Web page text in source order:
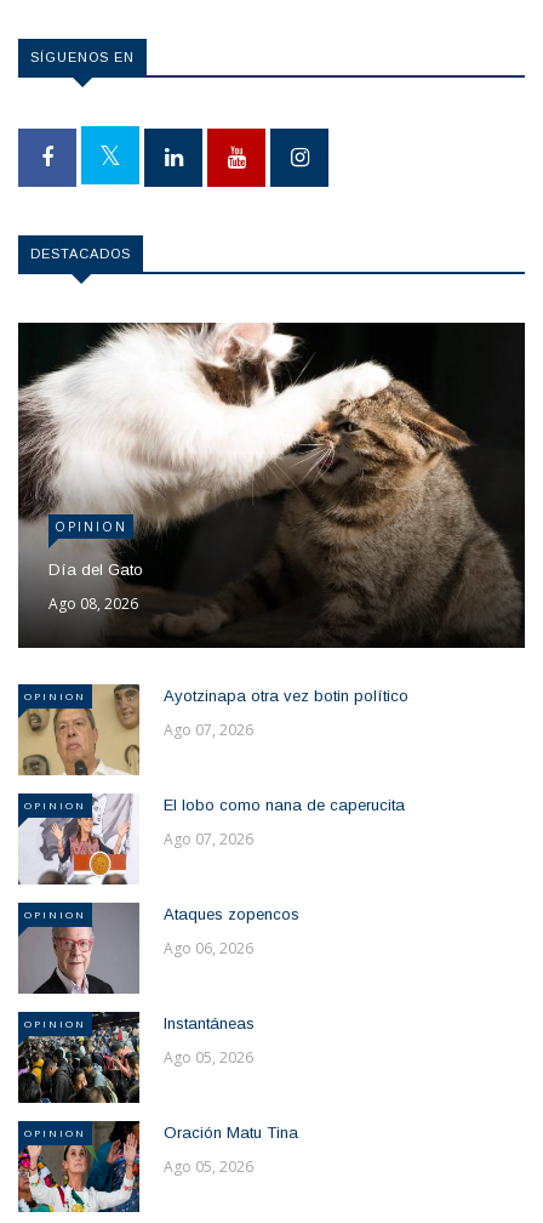
SÍGUENOS EN
DESTACADOS
OPINION
Día del Gato
Ago 08, 2026
OPINION Ayotzinapa otra vez botin político
Ago 07, 2026
OPINION El lobo como nana de caperucita
Ago 07, 2026
OPINION Ataques zopencos
Ago 06, 2026
OPINION Instantáneas
Ago 05, 2026
OPINION Oración Matu Tina
Ago 05, 2026